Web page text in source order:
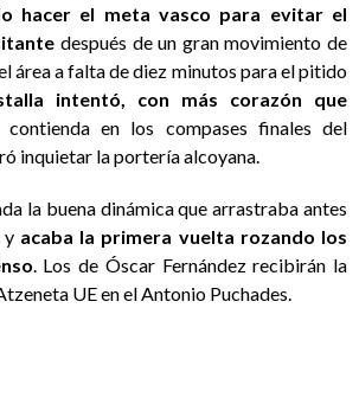
hacer el meta vasco para evitar el
después de un gran movimiento de
área a falta de diez minutos para el pitido
intentó, con más corazón que
en los compases finales del
inquietar la portería alcoyana.
la buena dinámica que arrastraba antes
y acaba la primera vuelta rozando los
. Los de Óscar Fernández recibirán la
UE en el Antonio Puchades.